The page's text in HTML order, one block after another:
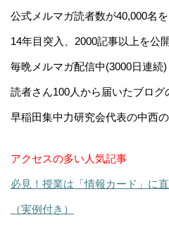
公式メルマガ読者数が40,000名
14年目突入、2000記事以上を公
毎晩メルマガ配信中(3000日連続)
読者さん100人から届いたブログ
早稲田集中力研究会代表の中西の
アクセスの多い人気記事
必見！授業は「情報カード」に
（実例付き）